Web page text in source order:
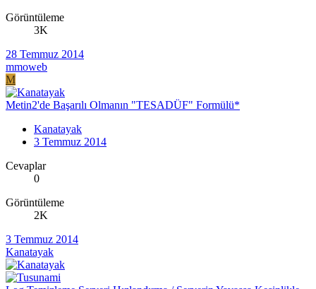
Görüntüleme
3K
28 Temmuz 2014
mmoweb
M
Metin2'de Başarılı Olmanın "TESADÜF" Formülü*
Kanatayak
3 Temmuz 2014
Cevaplar
0
Görüntüleme
2K
3 Temmuz 2014
Kanatayak